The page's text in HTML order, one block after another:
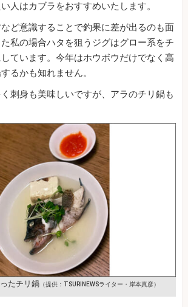
人はカブラをおすすめいたします。
ど意識することで釣果に差が出るのも面
私の場合ハタを狙うジグはグロー系をチ
ています。今年はホウボウだけでなく高
るかも知れません。
刺身も美味しいですが、アラのチリ鍋も
たチリ鍋 （提供：TSURINEWSライター・岸本真彦）